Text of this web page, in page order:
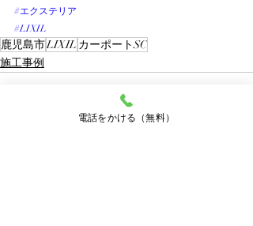
#エクステリア
#LIXIL
鹿児島市LIXIL カーポートSC
施工事例
電話をかける（無料）